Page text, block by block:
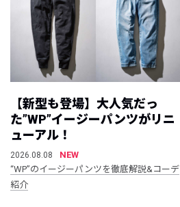
【新型も登場】大人気だっ
た”WP”イージーパンツがリニ
ューアル！
2026.08.08
NEW
“WP”のイージーパンツを徹底解説&コーデ
紹介